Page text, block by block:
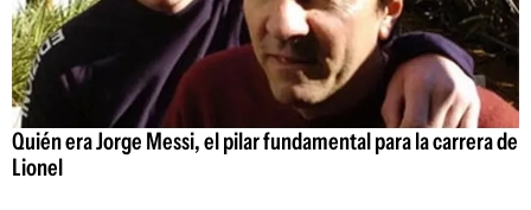
Quién era Jorge Messi, el pilar fundamental para la carrera de
Lionel